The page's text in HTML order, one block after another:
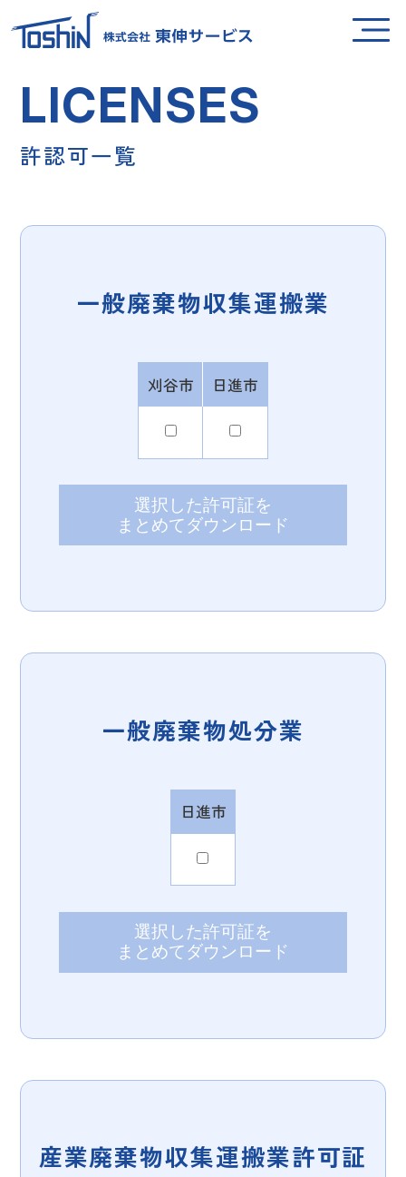
LICENSES
許認可一覧
一般廃棄物収集運搬業
刈谷市 日進市
選択した許可証を
まとめてダウンロード
一般廃棄物処分業
日進市
選択した許可証を
まとめてダウンロード
産業廃棄物収集運搬業許可証